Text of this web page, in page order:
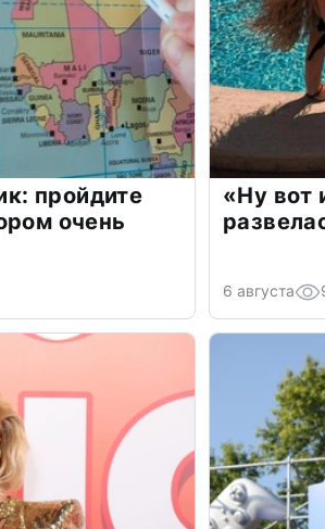
пройдите
очень
«Ну вот
6 августа